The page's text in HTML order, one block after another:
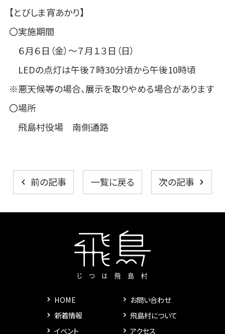
【とびしま宵あかり】
〇実施期間
６月６日（金）～７月１３日（日）
LEDの点灯は午後７時30分頃から午後10時頃
※悪天候等の場合、展示を取りやめる場合があります
〇場所
飛島村役場 南側通路
前の記事 一覧に戻る 次の記事
HOME
新着情報
イベント
お問い合わせ
飛島村について
アクセス